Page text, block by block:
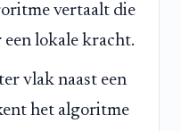
vertaalt die
lokale kracht.
vlak naast een
het algoritme